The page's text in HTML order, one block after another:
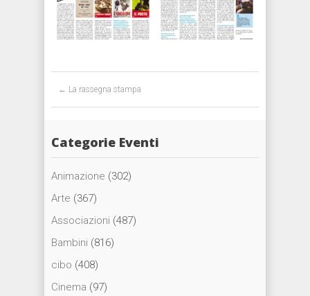
← La rassegna stampa
Categorie Eventi
Animazione (302)
Arte (367)
Associazioni (487)
Bambini (816)
cibo (408)
Cinema (97)